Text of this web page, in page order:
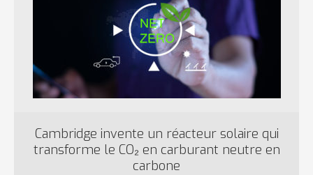
Cambridge invente un réacteur solaire qui
transforme le CO₂ en carburant neutre en
carbone